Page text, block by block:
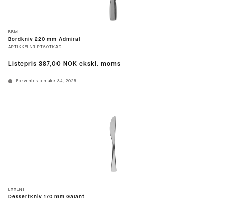
BBM
Bordkniv 220 mm Admiral
ARTIKKELNR PT50TKAD
Listepris 387,00 NOK ekskl. moms
Forventes inn uke 34, 2026
EXXENT
Dessertkniv 170 mm Galant